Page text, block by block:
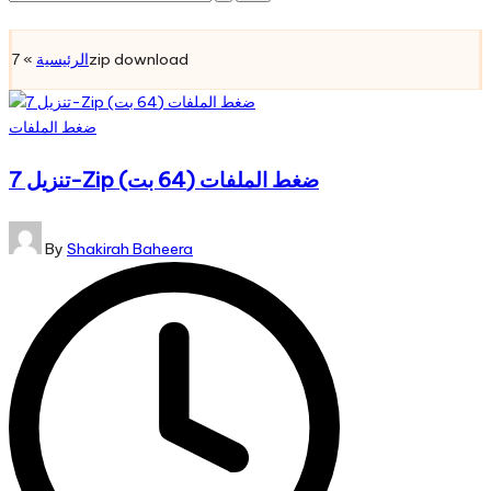
الرئيسية » 7zip download
Posted
ضغط الملفات
تنزيل 7-Zip ضغط الملفات (64 بت)
Posted
by
By Shakirah Baheera